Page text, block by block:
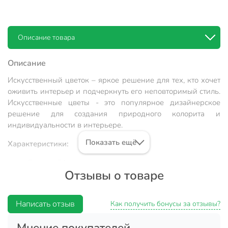
Описание товара
Описание
Искусственный цветок – яркое решение для тех, кто хочет
оживить интерьер и подчеркнуть его неповторимый стиль.
Искусственные цветы - это популярное дизайнерское
решение для создания природного колорита и
индивидуальности в интерьере.
Характеристики:
Цвет: белый.
Преимущества:
Не вызывает аллергических реакций и не содержит
Показать ещё
Отзывы о товаре
Написать отзыв Как получить бонусы за отзывы?